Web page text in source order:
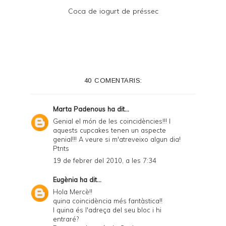
Coca de iogurt de préssec
40 COMENTARIS:
Marta Padenous ha dit...
Genial el món de les coincidències!!! I
aquests cupcakes tenen un aspecte
genial!!! A veure si m'atreveixo algun dia!
Ptnts
19 de febrer del 2010, a les 7:34
Eugènia ha dit...
Hola Mercè!!
quina coincidència més fantàstica!!
I quina és l'adreça del seu bloc i hi
entraré?